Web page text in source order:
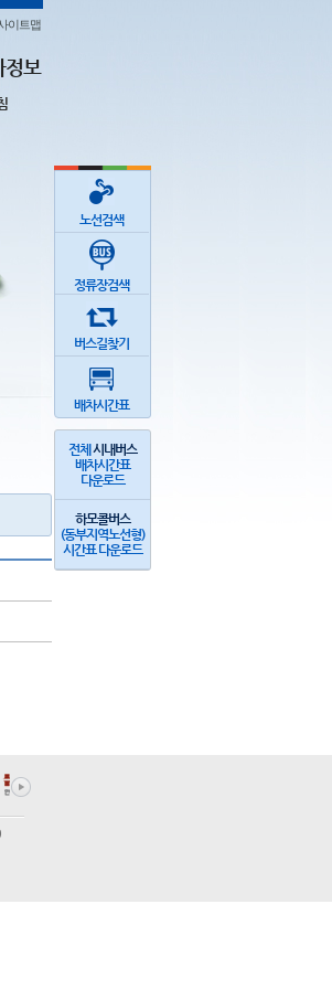
이트맵
정보
노선검색
정류장검색
버스길찾기
배차시간표
전체 시내버스
배차시간표
다운로드
하모콜버스
(동부지역노선형)
시간표 다운로드